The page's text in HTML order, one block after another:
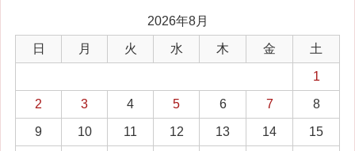
2026年8月
日 月 火 水 木 金 土
1
2 3 4 5 6 7 8
9 10 11 12 13 14 15